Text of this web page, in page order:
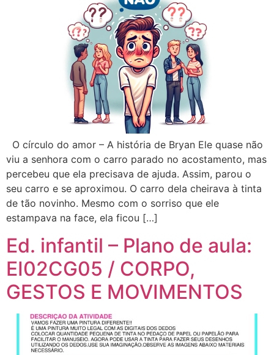
O círculo do amor – A história de Bryan Ele quase não
viu a senhora com o carro parado no acostamento, mas
percebeu que ela precisava de ajuda. Assim, parou o
seu carro e se aproximou. O carro dela cheirava à tinta
de tão novinho. Mesmo com o sorriso que ele
estampava na face, ela ficou […]
Ed. infantil – Plano de aula:
EI02CG05 / CORPO,
GESTOS E MOVIMENTOS